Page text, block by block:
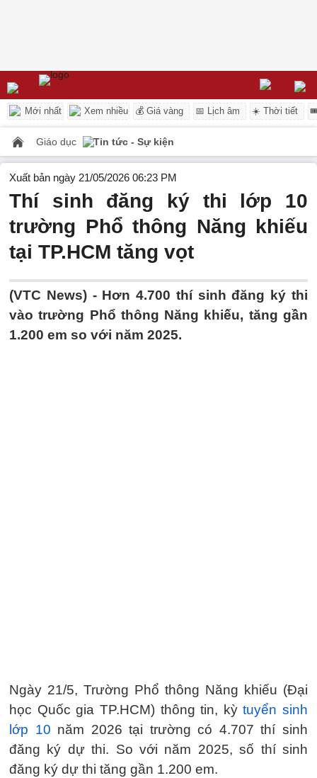
Mới nhất Xem nhiều 💰 Giá vàng 📅 Lịch âm ☀️ Thời tiết
Giáo dục Tin tức - Sự kiện
Xuất bản ngày 21/05/2026 06:23 PM
Thí sinh đăng ký thi lớp 10
trường Phổ thông Năng khiếu
tại TP.HCM tăng vọt
(VTC News) - Hơn 4.700 thí sinh đăng ký thi
vào trường Phổ thông Năng khiếu, tăng gần
1.200 em so với năm 2025.
Ngày 21/5, Trường Phổ thông Năng khiếu (Đại
học Quốc gia TP.HCM) thông tin, kỳtuyển sinh
lớp 10 năm 2026 tại trường có 4.707 thí sinh
đăng ký dự thi. So với năm 2025, số thí sinh
đăng ký dự thi tăng gần 1.200 em.